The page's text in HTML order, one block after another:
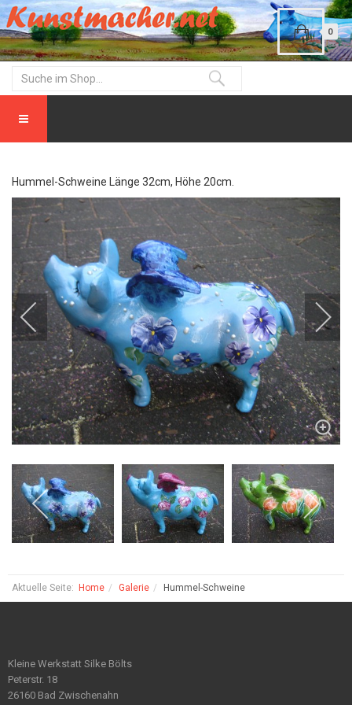
0
Hummel-Schweine Länge 32cm, Höhe 20cm.
Aktuelle Seite: Home Galerie Hummel-Schweine
Kleine Werkstatt Silke Bölts
Peterstr. 18
26160 Bad Zwischenahn